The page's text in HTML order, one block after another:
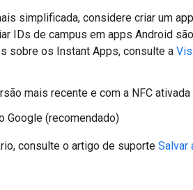
simplificada, considere criar um
IDs de campus em apps Android
sobre os Instant Apps, consulte a
mais recente e com a NFC ativada
Google (recomendado)
consulte o artigo de suporte Salvar